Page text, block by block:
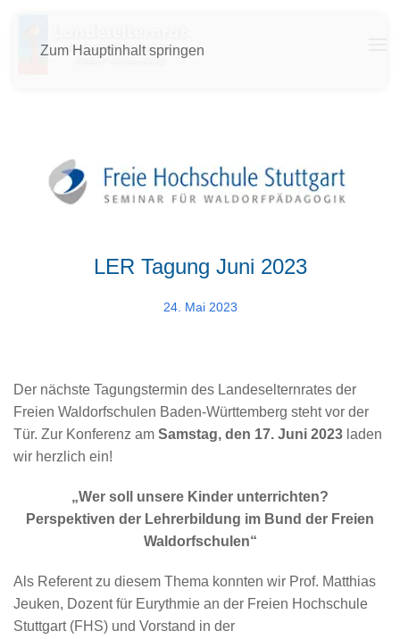
Zum Hauptinhalt springen
LER Tagung Juni 2023
24. Mai 2023
Der nächste Tagungstermin des Landeselternrates der
Freien Waldorfschulen Baden-Württemberg steht vor der
Tür. Zur Konferenz am Samstag, den 17. Juni 2023 laden
wir herzlich ein!
„Wer soll unsere Kinder unterrichten?
Perspektiven der Lehrerbildung im Bund der Freien
Waldorfschulen“
Als Referent zu diesem Thema konnten wir Prof. Matthias
Jeuken, Dozent für Eurythmie an der Freien Hochschule
Stuttgart (FHS) und Vorstand in der